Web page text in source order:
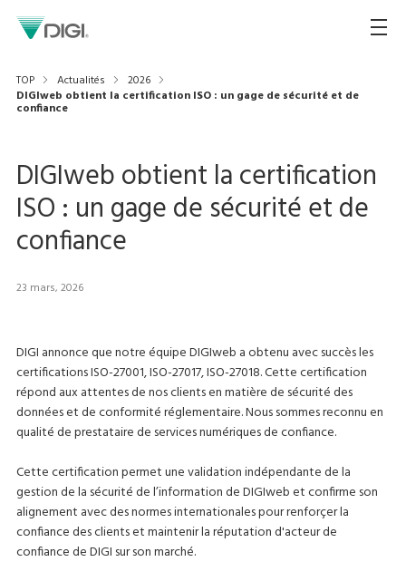
TOP Actualités
2026
DIGIweb obtient la certification ISO : un gage de sécurité et de
confiance
DIGIweb obtient la certification
ISO : un gage de sécurité et de
confiance
23 mars, 2026
DIGI annonce que notre équipe DIGIweb a obtenu avec succès les
certifications ISO-27001, ISO-27017, ISO-27018. Cette certification
répond aux attentes de nos clients en matière de sécurité des
données et de conformité réglementaire. Nous sommes reconnu en
qualité de prestataire de services numériques de confiance.
Cette certification permet une validation indépendante de la
gestion de la sécurité de l’information de DIGIweb et confirme son
alignement avec des normes internationales pour renforçer la
confiance des clients et maintenir la réputation d'acteur de
confiance de DIGI sur son marché.